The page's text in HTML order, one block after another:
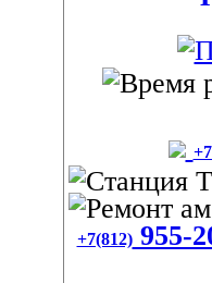
+7(812)955-